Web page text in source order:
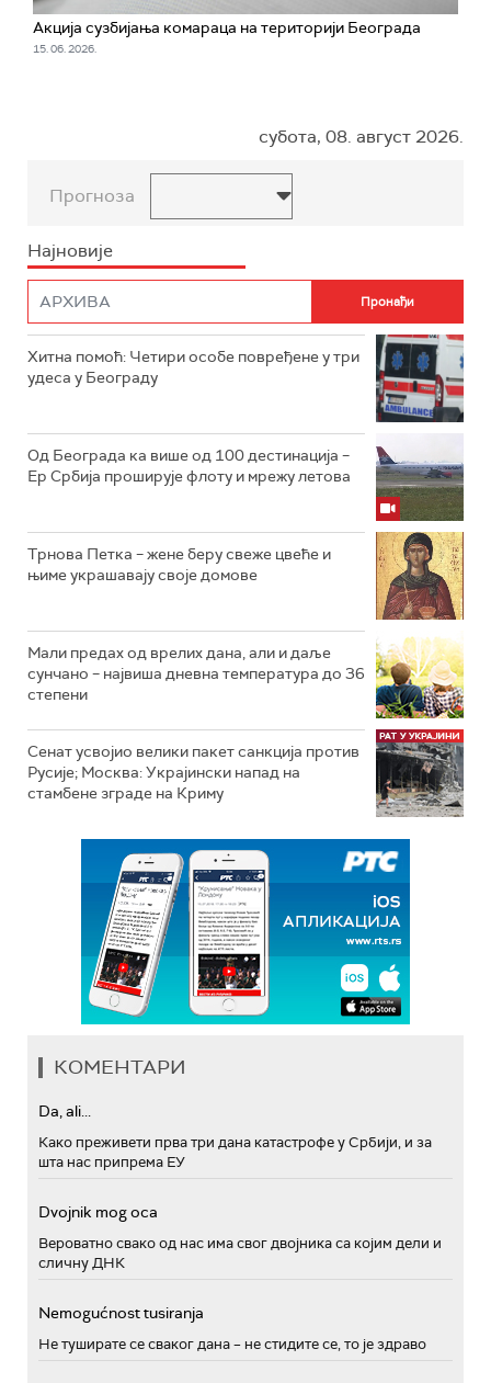
Акција сузбијања комараца на територији Београда
15. 06. 2026.
субота, 08. август 2026.
Прогноза
Најновије
Хитна помоћ: Четири особе повређене у три
удеса у Београду
Од Београда ка више од 100 дестинација –
Ер Србија проширује флоту и мрежу летова
Трнова Петка – жене беру свеже цвеће и
њиме украшавају своје домове
Мали предах од врелих дана, али и даље
сунчано – највиша дневна температура до 36
степени
Сенат усвојио велики пакет санкција против
Русије; Москва: Украјински напад на
стамбене зграде на Криму
КОМЕНТАРИ
Da, ali...
Како преживети прва три дана катастрофе у Србији, и за
шта нас припрема ЕУ
Dvojnik mog oca
Вероватно свако од нас има свог двојника са којим дели и
сличну ДНК
Nemogućnost tusiranja
Не туширате се сваког дана – не стидите се, то је здраво